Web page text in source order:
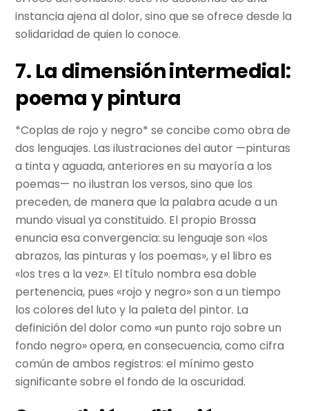
instancia ajena al dolor, sino que se ofrece desde la
solidaridad de quien lo conoce.
7. La dimensión intermedial:
poema y pintura
*Coplas de rojo y negro* se concibe como obra de
dos lenguajes. Las ilustraciones del autor —pinturas
a tinta y aguada, anteriores en su mayoría a los
poemas— no ilustran los versos, sino que los
preceden, de manera que la palabra acude a un
mundo visual ya constituido. El propio Brossa
enuncia esa convergencia: su lenguaje son «los
abrazos, las pinturas y los poemas», y el libro es
«los tres a la vez». El título nombra esa doble
pertenencia, pues «rojo y negro» son a un tiempo
los colores del luto y la paleta del pintor. La
definición del dolor como «un punto rojo sobre un
fondo negro» opera, en consecuencia, como cifra
común de ambos registros: el mínimo gesto
significante sobre el fondo de la oscuridad.